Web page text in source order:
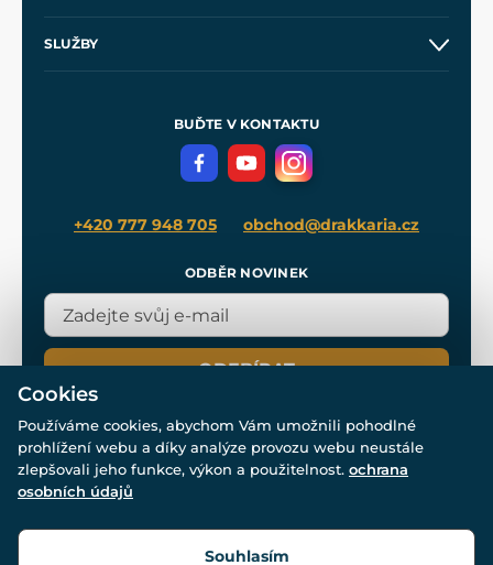
Velkoobchod
SLUŽBY
Meče pro Kingdom Come
BUĎTE V KONTAKTU
+420 777 948 705 obchod@drakkaria.cz
ODBĚR NOVINEK
ODEBÍRAT
© Všechna práva vyhrazena. www.drakkaria.cz 2007-2026.
Cookies
Používáme cookies, abychom Vám umožnili pohodlné
prohlížení webu a díky analýze provozu webu neustále
zlepšovali jeho funkce, výkon a použitelnost. ochrana
osobních údajů
Souhlasím